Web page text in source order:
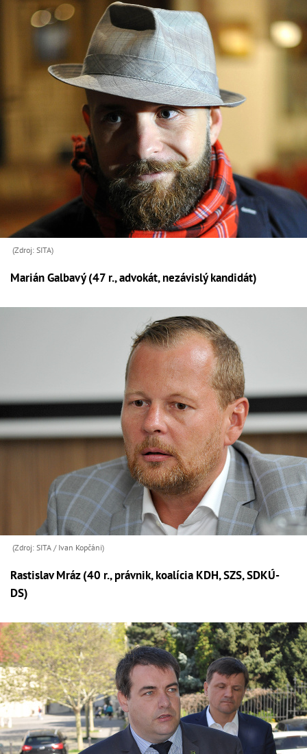
(Zdroj: SITA)
Marián Galbavý (47 r., advokát, nezávislý kandidát)
(Zdroj: SITA / Ivan Kopčáni)
Rastislav Mráz (40 r., právnik, koalícia KDH, SZS, SDKÚ-
DS)